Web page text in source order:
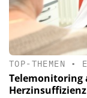
TOP-THEMEN •
Telemonitoring
Herzinsuffizienz